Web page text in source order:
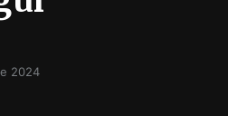
2024